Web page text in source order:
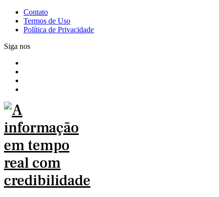
Contato
Termos de Uso
Política de Privacidade
Siga nos